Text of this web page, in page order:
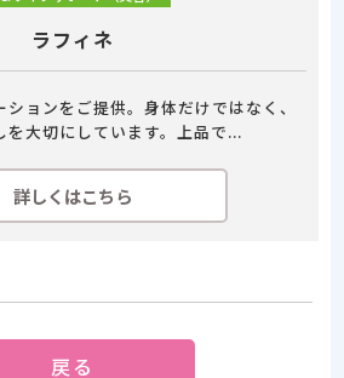
ラフィネ
ョンをご提供。身体だけではなく、
を大切にしています。上品で...
詳しくはこちら
戻る